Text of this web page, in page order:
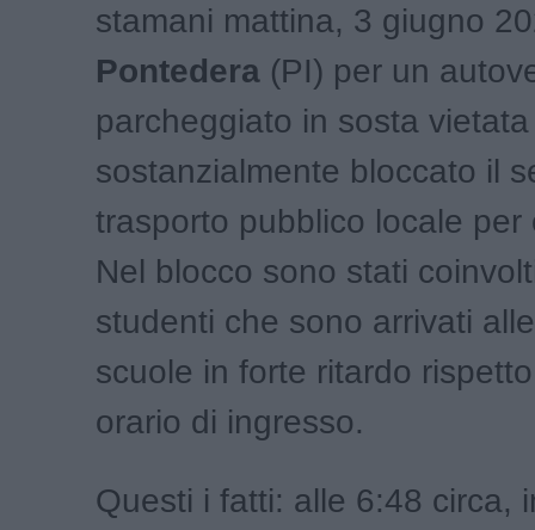
stamani mattina, 3 giugno
Pontedera (PI) per un
parcheggiato in sosta
sostanzialmente bloccato il
trasporto pubblico locale per
Nel blocco sono stati
studenti che sono arrivati
scuole in forte ritardo
orario di ingresso.
Questi i fatti: alle 6:48 circa,